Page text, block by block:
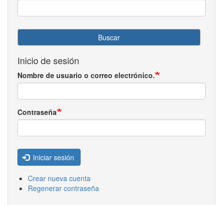
Buscar
Inicio de sesión
Nombre de usuario o correo electrónico.
Contraseña
Iniciar sesión
Crear nueva cuenta
Regenerar contraseña